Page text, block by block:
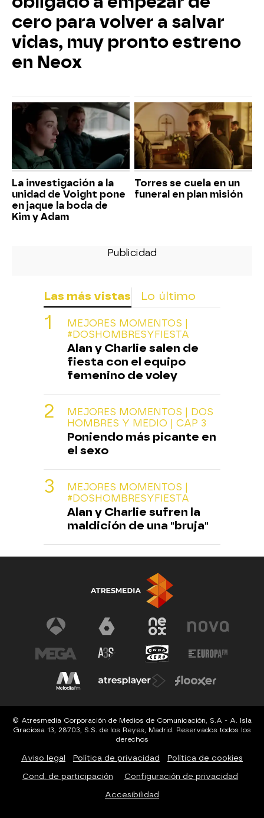
cero para volver a salvar
vidas, muy pronto estreno
en Neox
La investigación a la
unidad de Voight pone
en jaque la boda de
Kim y Adam
Torres se cuela en un
funeral en plan misión
Las más vistas Lo último
MEJORES MOMENTOS |
#DOSHOMBRESYFIESTA
Alan y Charlie salen de
fiesta con el equipo
femenino de voley
MEJORES MOMENTOS | DOS
HOMBRES Y MEDIO | CAP 3
Poniendo más picante en
el sexo
MEJORES MOMENTOS |
#DOSHOMBRESYFIESTA
Alan y Charlie sufren la
maldición de una "bruja"
© Atresmedia Corporación de Medios de Comunicación, S.A - A. Isla
Graciosa 13, 28703, S.S. de los Reyes, Madrid. Reservados todos los
derechos
Aviso legal Política de privacidad Política de cookies
Cond. de participación Configuración de privacidad
Accesibilidad